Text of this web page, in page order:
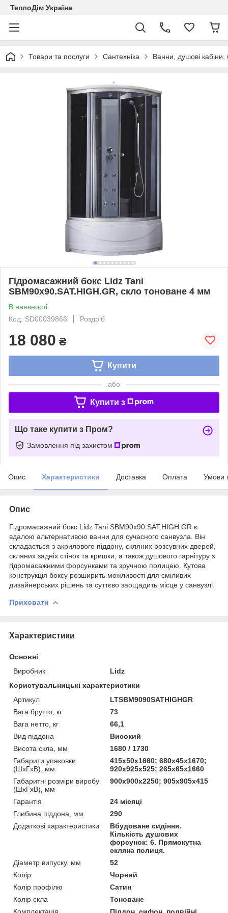
ТеплоДім Україна
Товари та послуги Сантехніка Ванни, душові кабіни,
Гідромасажний бокс Lidz Tani
SBM90x90.SAT.HIGH.GR, скло тоноване 4 мм
В наявності
Код: SD00039866
Роздріб
18 080 ₴
Купити
або
Купити з
Що таке купити з Пром?
Замовлення під захистом
Опис Характеристики Доставка Оплата Умови
Опис
Гідромасажний бокс Lidz Tani SBM90x90.SAT.HIGH.GR є
вдалою альтернативою ванни для сучасного санвузла. Він
складається з акрилового піддону, скляних розсувних дверей,
скляних задніх стінок та кришки, а також душового гарнітуру з
гідромасажними форсунками та зручною полицею. Кутова
конструкція боксу розширить можливості для сміливих
дизайнерських рішень та суттєво заощадить місце у санвузлі.
Приховати
Характеристики
Основні
Виробник
Lidz
Користувальницькі характеристики
Артикул
LTSBM9090SATHIGHGR
Вага брутто, кг
73
Вага нетто, кг
66,1
Вид піддона
Високий
Висота скла, мм
1680 / 1730
Габарити упаковки
(ШхГхВ), мм
415х50х1660; 680х45х1670;
920х925х525; 265х65х1660
Габаритні розміри виробу
(ШхГхВ), мм
900х900х2250; 905х905х415
Гарантія
24 місяці
Глибина піддона, мм
290
Додаткові характеристики
Вбудоване сидіння.
Кількість душових
форсунок: 6. Прямокутна
скляна полиця.
Діаметр випуску, мм
52
Колір
Чорний
Колір профілю
Сатин
Колір скла
Тоноване
Комплектація
Піддон, сифон, подвійні